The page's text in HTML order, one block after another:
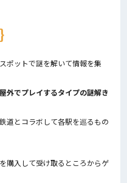
ポットで謎を解いて情報を集
屋外でプレイするタイプの謎解き
道とコラボして各駅を巡るもの
購入して受け取るところからゲ